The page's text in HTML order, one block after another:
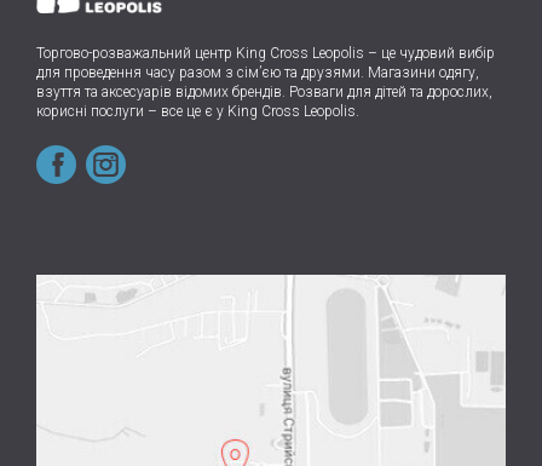
Торгово-розважальний центр King Cross Leopolis – це чудовий вибір
для проведення часу разом з сім’єю та друзями. Магазини одягу,
взуття та аксесуарів відомих брендів. Розваги для дітей та дорослих,
корисні послуги – все це є у King Cross Leopolis.